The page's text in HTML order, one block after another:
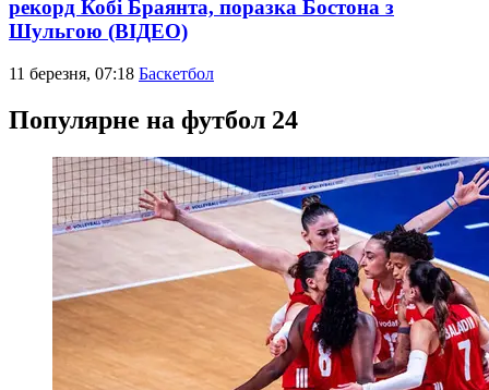
рекорд Кобі Браянта, поразка Бостона з
Шульгою (ВІДЕО)
11 березня, 07:18 Баскетбол
Популярне на футбол 24